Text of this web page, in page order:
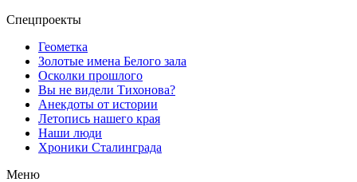
Спецпроекты
Геометка
Золотые имена Белого зала
Осколки прошлого
Вы не видели Тихонова?
Анекдоты от истории
Летопись нашего края
Наши люди
Хроники Сталинграда
Меню